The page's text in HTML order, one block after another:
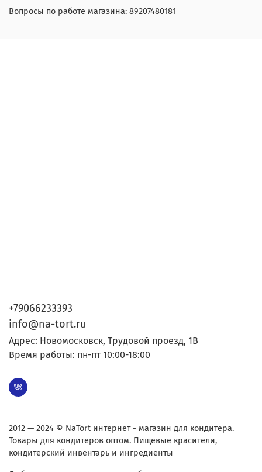
Вопросы по работе магазина: 89207480181
+79066233393
info@na-tort.ru
Адрес: Новомосковск, Трудовой проезд, 1В
Время работы: пн-пт 10:00-18:00
2012 — 2024 © NaTort интернет - магазин для кондитера.
Товары для кондитеров оптом. Пищевые красители,
кондитерский инвентарь и ингредиенты